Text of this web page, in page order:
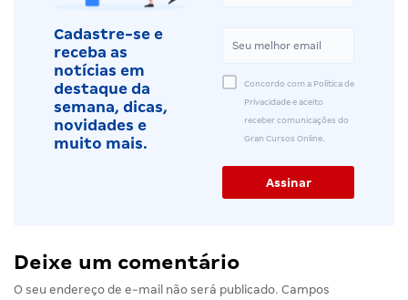
Cadastre-se e
receba as
notícias em
destaque da
semana, dicas,
novidades e
muito mais.
Concordo com a Política de
Privacidade e aceito
receber comunicações do
Gran Cursos Online.
Deixe um comentário
O seu endereço de e-mail não será publicado. Campos